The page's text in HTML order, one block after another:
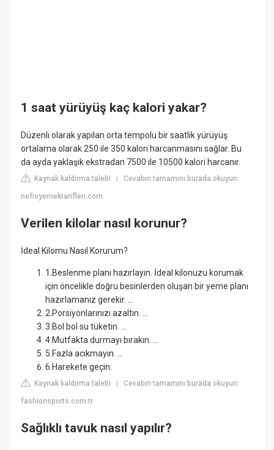
1 saat yürüyüş kaç kalori yakar?
Düzenli olarak yapılan orta tempolu bir saatlik yürüyüş
ortalama olarak 250 ile 350 kalori harcanmasını sağlar. Bu
da ayda yaklaşık ekstradan 7500 ile 10500 kalori harcanır.
Kaynak kaldırma talebi |Cevabın tamamını burada okuyun:
nefisyemektarifleri.com
Verilen kilolar nasıl korunur?
İdeal Kilomu Nasıl Korurum?
1.Beslenme planı hazırlayın. İdeal kilonuzu korumak
için öncelikle doğru besinlerden oluşan bir yeme planı
hazırlamanız gerekir. ...
2.Porsiyonlarınızı azaltın. ...
3.Bol bol su tüketin. ...
4.Mutfakta durmayı bırakın. ...
5.Fazla acıkmayın. ...
6.Harekete geçin.
Kaynak kaldırma talebi |Cevabın tamamını burada okuyun:
fashionsports.com.tr
Sağlıklı tavuk nasıl yapılır?